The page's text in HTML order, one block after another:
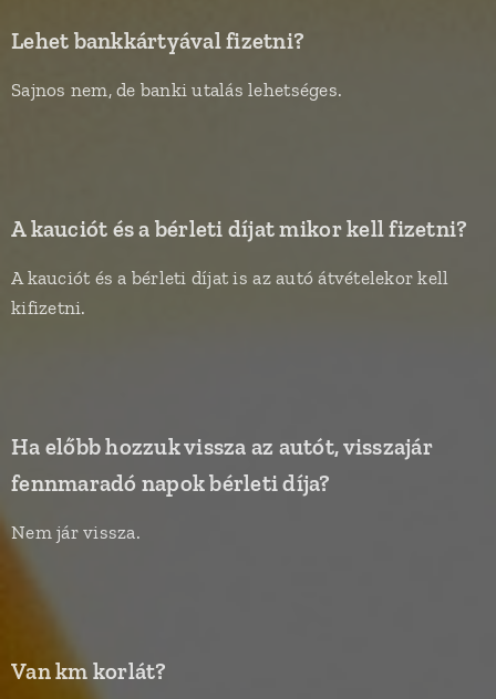
Lehet bankkártyával fizetni?
Sajnos nem, de banki utalás lehetséges.
A kauciót és a bérleti díjat mikor kell fizetni?
A kauciót és a bérleti díjat is az autó átvételekor kell
kifizetni.
Ha előbb hozzuk vissza az autót, visszajár
fennmaradó napok bérleti díja?
Nem jár vissza.
Van km korlát?